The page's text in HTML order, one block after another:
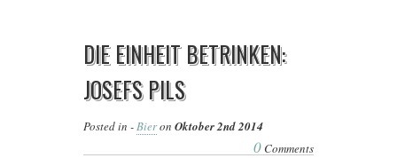
DIE EINHEIT BETRINKEN:
JOSEFS PILS
Posted in -Bieron Oktober 2nd 2014
0 Comments